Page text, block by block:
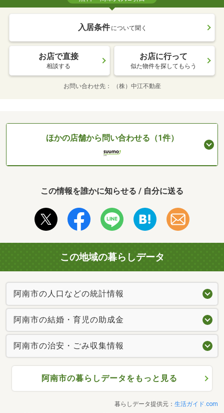
入居条件 について聞く
お店で直接
相談する
お店に行って
似た物件を探してもらう
お問い合わせ先 （株）中江不動産
ほかの店舗から問い合わせる（1件）
この情報を誰かに知らせる / 自分に送る
この地域の暮らしデータ
阿南市の人口などの統計情報
阿南市の結婚・育児の助成金
阿南市の治安・ごみ収集情報
阿南市の暮らしデータをもっと見る
暮らしデータ提供元： 生活ガイド.com